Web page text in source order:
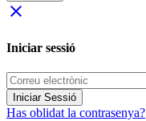
close
Iniciar sessió
Iniciar Sessió
Has oblidat la contrasenya?